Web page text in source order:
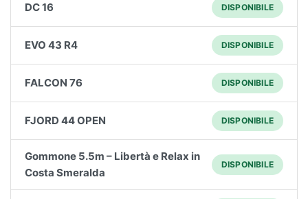
DC 16 DISPONIBILE
EVO 43 R4 DISPONIBILE
FALCON 76 DISPONIBILE
FJORD 44 OPEN DISPONIBILE
Gommone 5.5m – Libertà e Relax in
Costa Smeralda
DISPONIBILE